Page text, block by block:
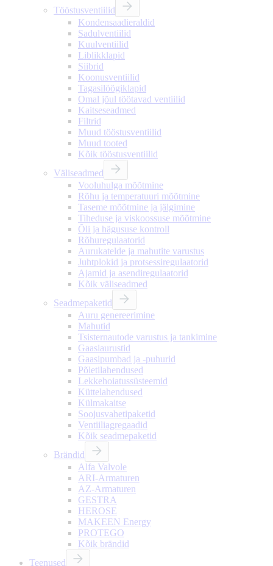
Tööstusventiilid
Kondensaadieraldid
Sadulventiilid
Kuulventiilid
Liblikklapid
Siibrid
Koonusventiilid
Tagasilöögiklapid
Omal jõul töötavad ventiilid
Kaitseseadmed
Filtrid
Muud tööstusventiilid
Muud tooted
Kõik tööstusventiilid
Väliseadmed
Vooluhulga mõõtmine
Rõhu ja temperatuuri mõõtmine
Taseme mõõtmine ja jälgimine
Tiheduse ja viskoossuse mõõtmine
Õli ja hägususe kontroll
Rõhuregulaatorid
Aurukatelde ja mahutite varustus
Juhtplokid ja protsessiregulaatorid
Ajamid ja asendiregulaatorid
Kõik väliseadmed
Seadmepaketid
Auru genereerimine
Mahutid
Tsisternautode varustus ja tankimine
Gaasiaurustid
Gaasipumbad ja -puhurid
Põletilahendused
Lekkehoiatussüsteemid
Küttelahendused
Külmakaitse
Soojusvahetipaketid
Ventiiliagregaadid
Kõik seadmepaketid
Brändid
Alfa Valvole
ARI-Armaturen
AZ-Armaturen
GESTRA
HEROSE
MAKEEN Energy
PROTEGO
Kõik brändid
Teenused